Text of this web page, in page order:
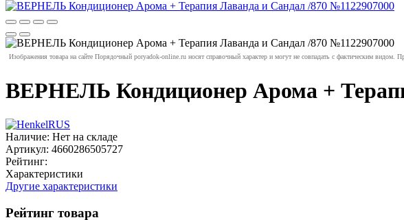
Изображения товара на сайте Порядочный poryadok-online.ru носят справочный характер и могут не совпадать с фактическим видом.
ВЕРНЕЛЬ Кондиционер Арома +
Наличие: Нет на складе
Артикул: 4660286505727
Рейтинг:
Характеристики
Другие характеристики
Рейтинг товара